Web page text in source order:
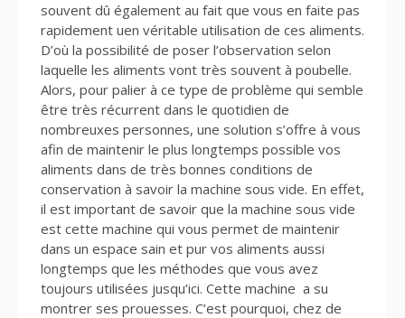
souvent dû également au fait que vous en faite pas
rapidement uen véritable utilisation de ces aliments.
D’où la possibilité de poser l’observation selon
laquelle les aliments vont très souvent à poubelle.
Alors, pour palier à ce type de problème qui semble
être très récurrent dans le quotidien de
nombreuxes personnes, une solution s’offre à vous
afin de maintenir le plus longtemps possible vos
aliments dans de très bonnes conditions de
conservation à savoir la machine sous vide. En effet,
il est important de savoir que la machine sous vide
est cette machine qui vous permet de maintenir
dans un espace sain et pur vos aliments aussi
longtemps que les méthodes que vous avez
toujours utilisées jusqu’ici. Cette machine a su
montrer ses prouesses. C’est pourquoi, chez de